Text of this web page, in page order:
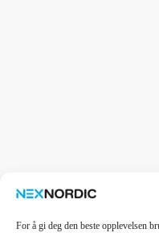
For å gi deg den beste opplevelsen